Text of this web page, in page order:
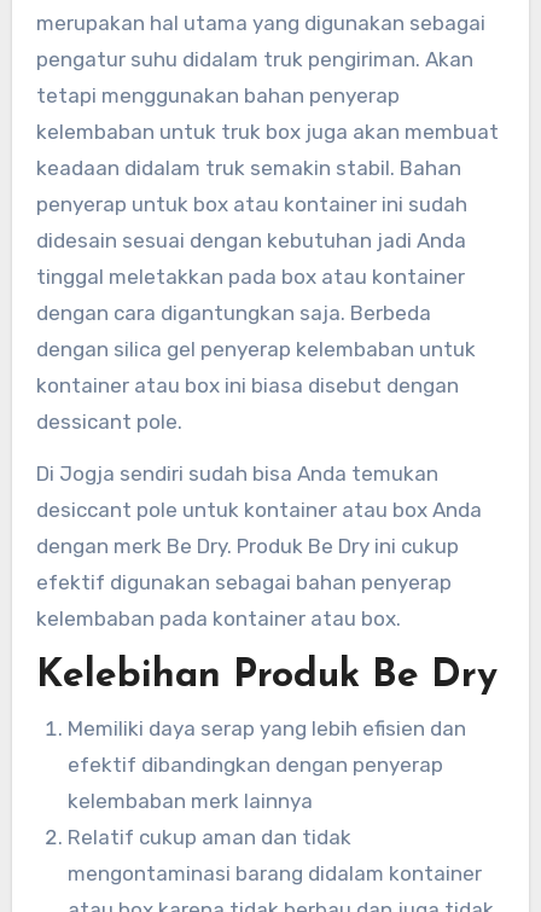
merupakan hal utama yang digunakan sebagai
pengatur suhu didalam truk pengiriman. Akan
tetapi menggunakan bahan penyerap
kelembaban untuk truk box juga akan membuat
keadaan didalam truk semakin stabil. Bahan
penyerap untuk box atau kontainer ini sudah
didesain sesuai dengan kebutuhan jadi Anda
tinggal meletakkan pada box atau kontainer
dengan cara digantungkan saja. Berbeda
dengan silica gel penyerap kelembaban untuk
kontainer atau box ini biasa disebut dengan
dessicant pole.
Di Jogja sendiri sudah bisa Anda temukan
desiccant pole untuk kontainer atau box Anda
dengan merk Be Dry. Produk Be Dry ini cukup
efektif digunakan sebagai bahan penyerap
kelembaban pada kontainer atau box.
Kelebihan Produk Be Dry
Memiliki daya serap yang lebih efisien dan
efektif dibandingkan dengan penyerap
kelembaban merk lainnya
Relatif cukup aman dan tidak
mengontaminasi barang didalam kontainer